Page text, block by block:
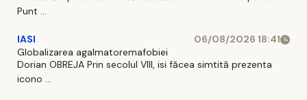
Punt ...
IASI
06/08/2026 18:41
Globalizarea agalmatoremafobiei
Dorian OBREJA Prin secolul VIII, isi făcea simtită prezenta
icono ...